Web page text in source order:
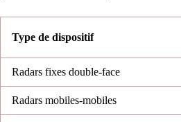
Type de dispositif
Radars fixes double-face
Radars mobiles-mobiles